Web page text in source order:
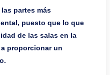
partes más
puesto que lo que
de las salas en la
proporcionar un